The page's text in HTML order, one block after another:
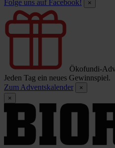
Folge uns auf Facebook!
×
Ökofundi-
Jeden Tag ein neues Gewinnspiel.
Zum Adventskalender
×
×